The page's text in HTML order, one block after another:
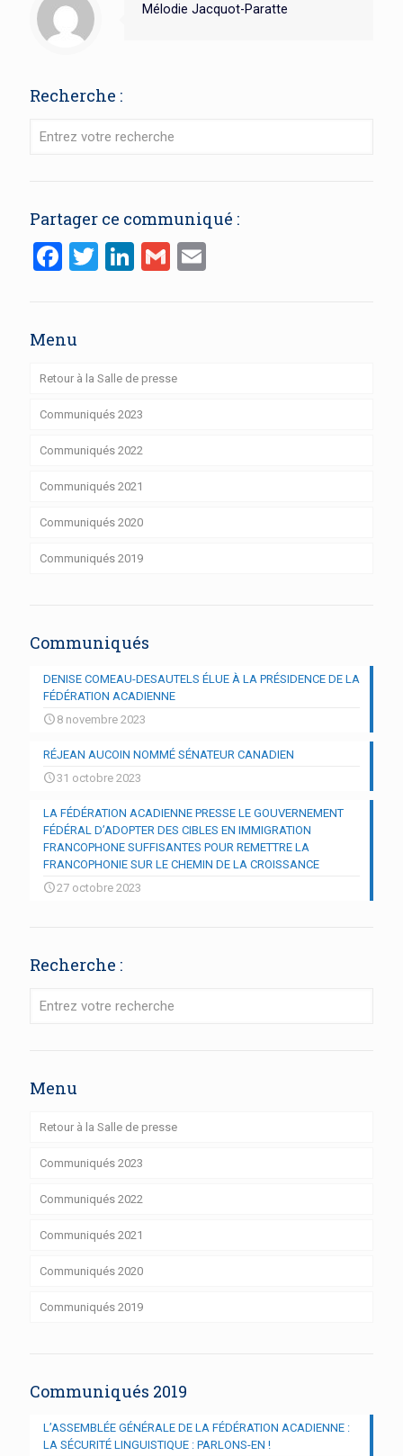
Mélodie Jacquot-Paratte
Recherche :
Partager ce communiqué :
Facebook
Twitter
LinkedIn
Gmail
Menu
Retour à la Salle de presse
Communiqués 2023
Communiqués 2022
Communiqués 2021
Communiqués 2020
Communiqués 2019
Communiqués
DENISE COMEAU-DESAUTELS ÉLUE À LA PRÉSIDENCE DE LA
FÉDÉRATION ACADIENNE
8 novembre 2023
RÉJEAN AUCOIN NOMMÉ SÉNATEUR CANADIEN
31 octobre 2023
LA FÉDÉRATION ACADIENNE PRESSE LE GOUVERNEMENT
FÉDÉRAL D’ADOPTER DES CIBLES EN IMMIGRATION
FRANCOPHONE SUFFISANTES POUR REMETTRE LA
FRANCOPHONIE SUR LE CHEMIN DE LA CROISSANCE
27 octobre 2023
Recherche :
Menu
Retour à la Salle de presse
Communiqués 2023
Communiqués 2022
Communiqués 2021
Communiqués 2020
Communiqués 2019
Communiqués 2019
L’ASSEMBLÉE GÉNÉRALE DE LA FÉDÉRATION ACADIENNE :
LA SÉCURITÉ LINGUISTIQUE : PARLONS-EN !